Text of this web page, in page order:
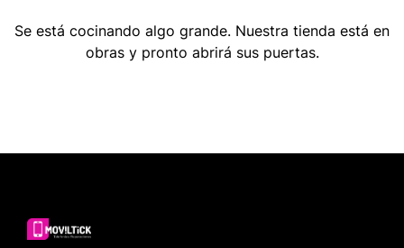
Se está cocinando algo grande. Nuestra tienda está en
obras y pronto abrirá sus puertas.